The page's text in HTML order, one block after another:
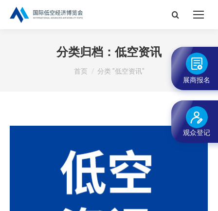
搜
分类归档：低空资讯
您在这里：
首页 分类 "低空资讯"
展商报名
观众登记